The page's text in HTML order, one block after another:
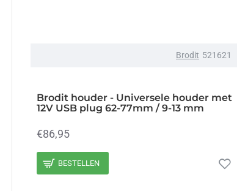
Brodit 521621
Brodit houder - Universele houder met
12V USB plug 62-77mm / 9-13 mm
€86,95
BESTELLEN